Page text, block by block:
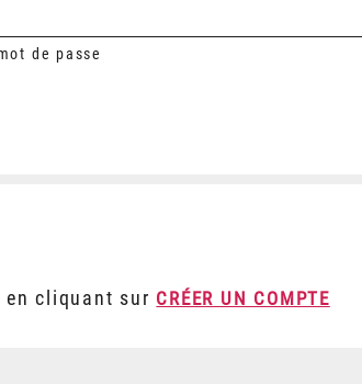
de passe
cliquant sur CRÉER UN COMPTE